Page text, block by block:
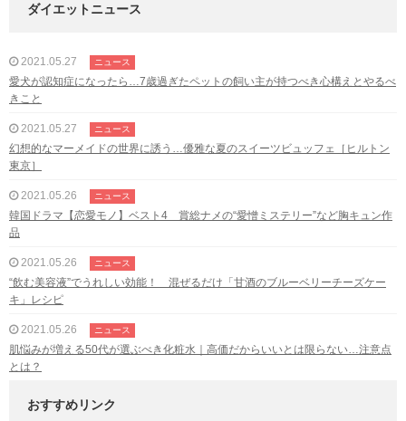
ダイエットニュース
2021.05.27 ニュース
愛犬が認知症になったら…7歳過ぎたペットの飼い主が持つべき心構えとやるべ
きこと
2021.05.27 ニュース
幻想的なマーメイドの世界に誘う…優雅な夏のスイーツビュッフェ［ヒルトン
東京］
2021.05.26 ニュース
韓国ドラマ【恋愛モノ】ベスト4 賞総ナメの“愛憎ミステリー”など胸キュン作
品
2021.05.26 ニュース
“飲む美容液”でうれしい効能！ 混ぜるだけ「甘酒のブルーベリーチーズケー
キ」レシピ
2021.05.26 ニュース
肌悩みが増える50代が選ぶべき化粧水｜高価だからいいとは限らない…注意点
とは？
おすすめリンク